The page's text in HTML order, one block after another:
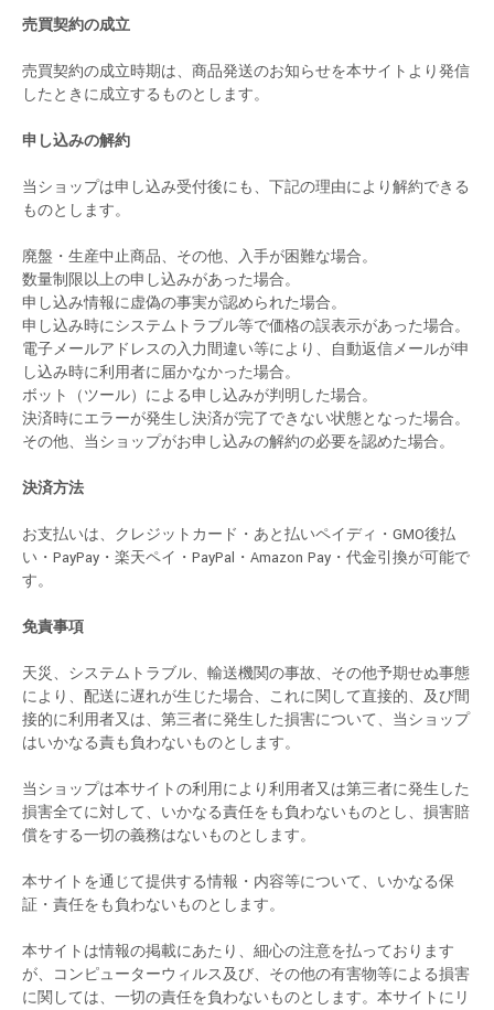
売買契約の成立
売買契約の成立時期は、商品発送のお知らせを本サイトより発信
したときに成立するものとします。
申し込みの解約
当ショップは申し込み受付後にも、下記の理由により解約できる
ものとします。
廃盤・生産中止商品、その他、入手が困難な場合。
数量制限以上の申し込みがあった場合。
申し込み情報に虚偽の事実が認められた場合。
申し込み時にシステムトラブル等で価格の誤表示があった場合。
電子メールアドレスの入力間違い等により、自動返信メールが申
し込み時に利用者に届かなかった場合。
ボット（ツール）による申し込みが判明した場合。
決済時にエラーが発生し決済が完了できない状態となった場合。
その他、当ショップがお申し込みの解約の必要を認めた場合。
決済方法
お支払いは、クレジットカード・あと払いペイディ・GMO後払
い・PayPay・楽天ペイ・PayPal・Amazon Pay・代金引換が可能で
す。
免責事項
天災、システムトラブル、輸送機関の事故、その他予期せぬ事態
により、配送に遅れが生じた場合、これに関して直接的、及び間
接的に利用者又は、第三者に発生した損害について、当ショップ
はいかなる責も負わないものとします。
当ショップは本サイトの利用により利用者又は第三者に発生した
損害全てに対して、いかなる責任をも負わないものとし、損害賠
償をする一切の義務はないものとします。
本サイトを通じて提供する情報・内容等について、いかなる保
証・責任をも負わないものとします。
本サイトは情報の掲載にあたり、細心の注意を払っております
が、コンピューターウィルス及び、その他の有害物等による損害
に関しては、一切の責任を負わないものとします。本サイトにリ